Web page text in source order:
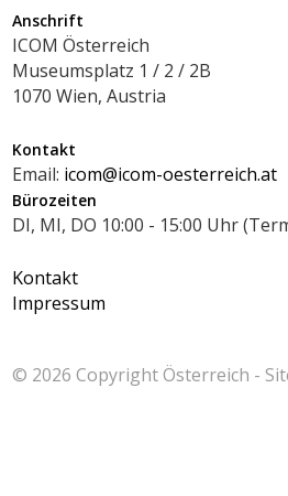
Anschrift
ICOM Österreich
Museumsplatz 1 / 2 / 2B
1070 Wien, Austria
Kontakt
Email: icom@icom-oesterreich.at
Bürozeiten
DI, MI, DO 10:00 - 15:00 Uhr
Kontakt
Impressum
© 2026 CopyrightÖsterreich -